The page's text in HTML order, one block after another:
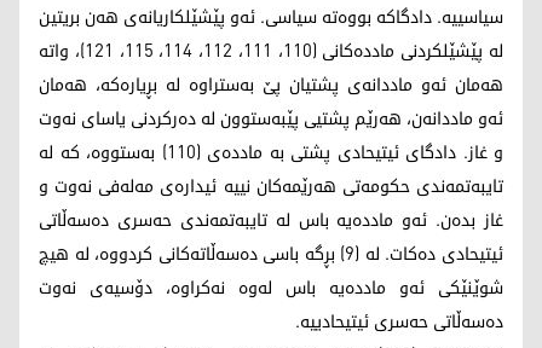
سیاسییه‌. دادگاكه‌ بووه‌ته‌ سیاسی. ئه‌و پێشێلكاریانه‌ی هه‌ن بریتین
له‌ پێشێلكردنی مادده‌كانی (110، 111، 112، 114، 115، 121)، واته‌
هه‌مان ئه‌و ماددانه‌ی پشتیان پێ به‌ستراوه‌ له‌ بڕیاره‌كه‌، هه‌مان
ئه‌و ماددانه‌ن، هه‌رێم پشتیی پێبه‌ستوون له‌ ده‌ركردنی یاسای نه‌وت
و غاز. دادگای ئیتیحادی پشتی به‌ مادده‌ی (110) به‌ستووه‌، كه‌ له‌
تایبه‌تمه‌ندی حكومه‌تی هه‌رێمه‌كان نییه‌ ئیداره‌ی مه‌له‌فی نه‌وت و
غاز بده‌ن. ئه‌و مادده‌یه‌ باس له‌ تایبه‌تمه‌ندی حه‌سری ده‌سه‌ڵاتی
ئیتیحادی ده‌كات. له‌ (9) بڕگه‌ باسی ده‌سه‌ڵاته‌كانی كردووه‌، له‌ هیچ
شوێنێكی ئه‌و مادده‌یه‌ باس له‌وه‌ نه‌كراوه‌، دۆسیه‌ی نه‌وت
ده‌سه‌ڵاتی حه‌سری ئیتیحادییه‌.